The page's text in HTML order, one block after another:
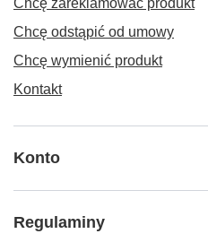
Chcę zareklamować produkt
Chcę odstąpić od umowy
Chcę wymienić produkt
Kontakt
Konto
Regulaminy